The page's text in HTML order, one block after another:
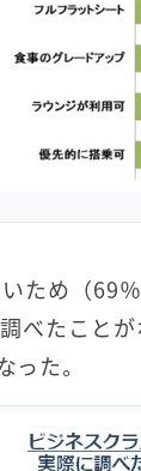
ため（69
べたこと
た。